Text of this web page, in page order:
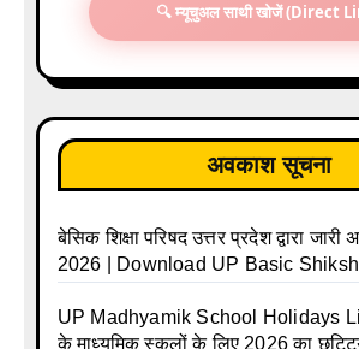
🔍 म्यूचुअल साथी खोजें (Direct
अवकाश सूचना
बेसिक शिक्षा परिषद उत्तर प्रदेश द्वारा
2026 | Download UP Basic
Basic School Avkash Talika UP
Shiksha Parishad Avkash Talika
UP Madhyamik School Holidays
के माध्यमिक स्कूलों के लिए 2026 का